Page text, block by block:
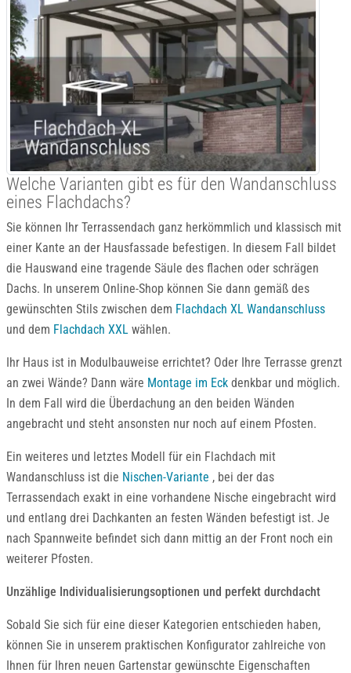
Welche Varianten gibt es für den Wandanschluss
eines Flachdachs?
Sie können Ihr Terrassendach ganz herkömmlich und klassisch mit
einer Kante an der Hausfassade befestigen. In diesem Fall bildet
die Hauswand eine tragende Säule des flachen oder schrägen
Dachs. In unserem Online-Shop können Sie dann gemäß des
gewünschten Stils zwischen dem Flachdach XL Wandanschluss
und dem Flachdach XXL wählen.
Ihr Haus ist in Modulbauweise errichtet? Oder Ihre Terrasse grenzt
an zwei Wände? Dann wäre Montage im Eck denkbar und möglich.
In dem Fall wird die Überdachung an den beiden Wänden
angebracht und steht ansonsten nur noch auf einem Pfosten.
Ein weiteres und letztes Modell für ein Flachdach mit
Wandanschluss ist die Nischen-Variante , bei der das
Terrassendach exakt in eine vorhandene Nische eingebracht wird
und entlang drei Dachkanten an festen Wänden befestigt ist. Je
nach Spannweite befindet sich dann mittig an der Front noch ein
weiterer Pfosten.
Unzählige Individualisierungsoptionen und perfekt durchdacht
Sobald Sie sich für eine dieser Kategorien entschieden haben,
können Sie in unserem praktischen Konfigurator zahlreiche von
Ihnen für Ihren neuen Gartenstar gewünschte Eigenschaften